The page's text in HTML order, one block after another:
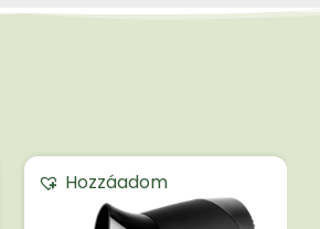
Hozzáadom